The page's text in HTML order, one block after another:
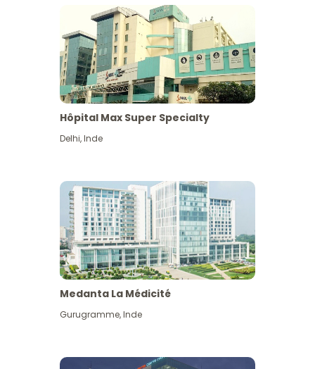
Hôpital Max Super Specialty
Delhi,Inde
Medanta La Médicité
Gurugramme,Inde